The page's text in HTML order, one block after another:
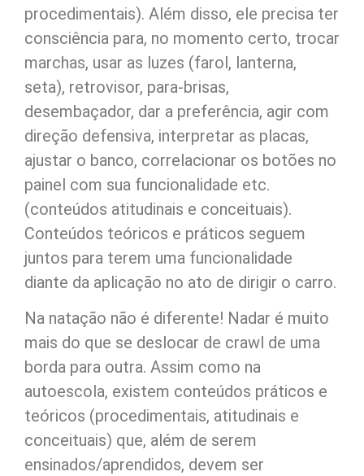
procedimentais). Além disso, ele precisa ter
consciência para, no momento certo, trocar
marchas, usar as luzes (farol, lanterna,
seta), retrovisor, para-brisas,
desembaçador, dar a preferência, agir com
direção defensiva, interpretar as placas,
ajustar o banco, correlacionar os botões no
painel com sua funcionalidade etc.
(conteúdos atitudinais e conceituais).
Conteúdos teóricos e práticos seguem
juntos para terem uma funcionalidade
diante da aplicação no ato de dirigir o carro.
Na natação não é diferente! Nadar é muito
mais do que se deslocar de crawl de uma
borda para outra. Assim como na
autoescola, existem conteúdos práticos e
teóricos (procedimentais, atitudinais e
conceituais) que, além de serem
ensinados/aprendidos, devem ser